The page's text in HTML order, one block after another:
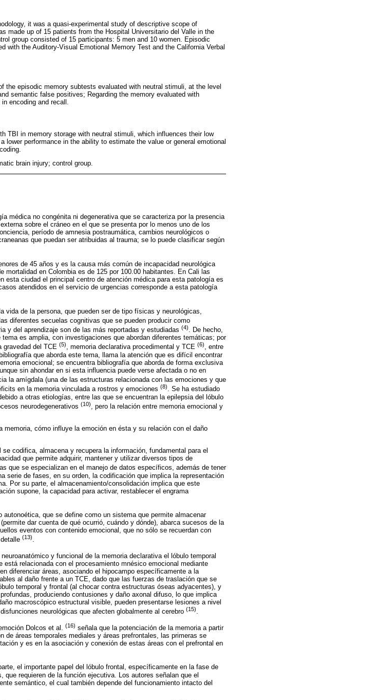
it was a quasi-experimental study of descriptive scope of
made up of 15 patients from the Hospital Universitario del Valle in the
group consisted of 15 participants: 5 men and 10 women. Episodic
with the Auditory-Visual Emotional Memory Test and the California Verbal
episodic memory subtests evaluated with neutral stimuli, at the level
semantic false positives; Regarding the memory evaluated with
encoding and recall.
TBI in memory storage with neutral stimuli, which influences their low
lower performance in the ability to estimate the value or general emotional
brain injury; control group.
médica no congénita ni degenerativa que se caracteriza por la presencia
sobre el cráneo en el que se presenta por lo menos uno de los
período de amnesia postraumática, cambios neurológicos o
que puedan ser atribuidas al trauma; se lo puede clasificar según
de 45 años y es la causa más común de incapacidad neurológica
mortalidad en Colombia es de 125 por 100.00 habitantes. En Cali las
esta ciudad el principal centro de atención médica para esta patología es
atendidos en el servicio de urgencias corresponde a esta patología
vida de la persona, que pueden ser de tipo físicas y neurológicas,
las diferentes secuelas cognitivas que se pueden producir como
y del aprendizaje son de las más reportadas y estudiadas (4). De hecho,
es amplia, con investigaciones que abordan diferentes temáticas; por
gravedad del TCE (5), memoria declarativa procedimental y TCE (6), entre
que aborda este tema, llama la atención que es difícil encontrar
emocional; se encuentra bibliografía que aborda de forma exclusiva
sin ahondar en si esta influencia puede verse afectada o no en
la amígdala (una de las estructuras relacionada con las emociones y que
en la memoria vinculada a rostros y emociones (8). Se ha estudiado
a otras etiologías, entre las que se encuentran la epilepsia del lóbulo
neurodegenerativos (10)
, pero la relación entre memoria emocional y
cómo influye la emoción en ésta y su relación con el daño
codifica, almacena y recupera la información, fundamental para el
que permite adquirir, mantener y utilizar diversos tipos de
que se especializan en el manejo de datos específicos, además de tener
serie de fases, en su orden, la codificación que implica la representación
Por su parte, el almacenamiento/consolidación implica que este
supone, la capacidad para activar, restablecer el engrama
que se define como un sistema que permite almacenar
dar cuenta de qué ocurrió, cuándo y dónde), abarca sucesos de la
eventos con contenido emocional, que no sólo se recuerdan con
(13).
y funcional de la memoria declarativa el lóbulo temporal
relacionada con el procesamiento mnésico emocional mediante
diferenciar áreas, asociando el hipocampo específicamente a la
al daño frente a un TCE, dado que las fuerzas de traslación que se
temporal y frontal (al chocar contra estructuras óseas adyacentes), y
produciendo contusiones y daño axonal difuso, lo que implica
macroscópico estructural visible, pueden presentarse lesiones a nivel
neurológicas que afecten globalmente al cerebro (15).
Dolcos et al. (16) señala que la potenciación de la memoria a partir
de áreas temporales mediales y áreas prefrontales, las primeras se
y es en la asociación y conexión de estas áreas con el prefrontal en
el importante papel del lóbulo frontal, específicamente en la fase de
requieren de la función ejecutiva. Los autores señalan que el
semántico, el cual también depende del funcionamiento intacto del